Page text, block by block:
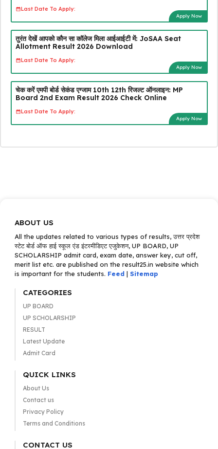
Last Date To Apply:
Apply Now
तुरंत देखें आपको कौन सा कॉलेज मिला आईआईटी में: JoSAA Seat
Allotment Result 2026 Download
Last Date To Apply:
Apply Now
चेक करें एमपी बोर्ड सेकंड एग्जाम 10th 12th रिजल्ट ऑनलाइन: MP
Board 2nd Exam Result 2026 Check Online
Last Date To Apply:
Apply Now
ABOUT US
All the updates related to various types of results, उत्तर प्रदेश
स्टेट बोर्ड ऑफ हाई स्कूल एंड इंटरमीडिएट एजुकेशन, UP BOARD, UP
SCHOLARSHIP admit card, exam date, answer key, cut off,
merit list etc. are published on the result25.in website which
is important for the students. Feed | Sitemap
CATEGORIES
UP BOARD
UP SCHOLARSHIP
RESULT
Latest Update
Admit Card
QUICK LINKS
About Us
Contact us
Privacy Policy
Terms and Conditions
CONTACT US